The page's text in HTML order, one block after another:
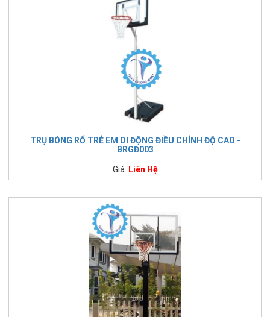
TRỤ BÓNG RỔ TRẺ EM DI ĐỘNG ĐIỀU CHỈNH ĐỘ CAO -
BRGĐ003
Giá: Liên Hệ